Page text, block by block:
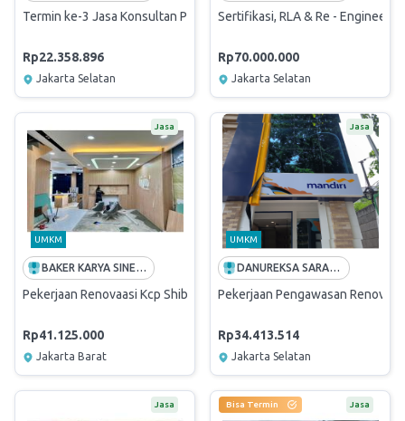
Termin ke-3 Jasa Konsultan Pengawas Renovasi Ruang Kerja
Rp22.358.896
Jakarta Selatan
Sertifikasi, RLA & Re -
Rp70.000.000
Jakarta Selatan
Jasa
UMKM
BAKER KARYA SINERGI
Pekerjaan Renovaasi Kcp Shibuya PIK2
Rp41.125.000
Jakarta Barat
Jasa
UMKM
DANUREKSA SARANA CIPTA
Pekerjaan Pengawasan Renovasi
Rp34.413.514
Jakarta Selatan
Jasa Bisa Termin Jasa